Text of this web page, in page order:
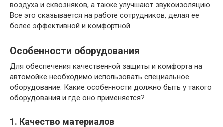
воздуха и сквозняков, а также улучшают звукоизоляцию.
Все это сказывается на работе сотрудников, делая ее
более эффективной и комфортной.
Особенности оборудования
Для обеспечения качественной защиты и комфорта на
автомойке необходимо использовать специальное
оборудование. Какие особенности должно быть у такого
оборудования и где оно применяется?
1. Качество материалов